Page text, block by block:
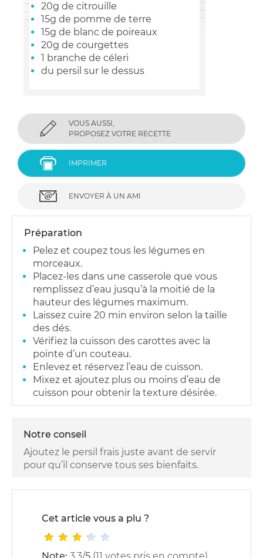
20g de citrouille
15g de pomme de terre
15g de blanc de poireaux
20g de courgettes
1 branche de céleri
du persil sur le dessus
VOUS AUSSI,
PROPOSEZ VOTRE RECETTE
IMPRIMER
ENVOYER À UN AMI
Préparation
Pelez et coupez tous les légumes en
morceaux.
Placez-les dans une casserole que vous
remplissez d’eau jusqu’à la moitié de la
hauteur des légumes maximum.
Laissez cuire 20 min environ selon la taille
des dés.
Vérifiez la cuisson des carottes avec la
pointe d’un couteau.
Enlevez et réservez l’eau de cuisson.
Mixez et ajoutez plus ou moins d’eau de
cuisson pour obtenir la texture désirée.
Notre conseil
Ajoutez le persil frais juste avant de servir
pour qu’il conserve tous ses bienfaits.
Cet article vous a plu ?